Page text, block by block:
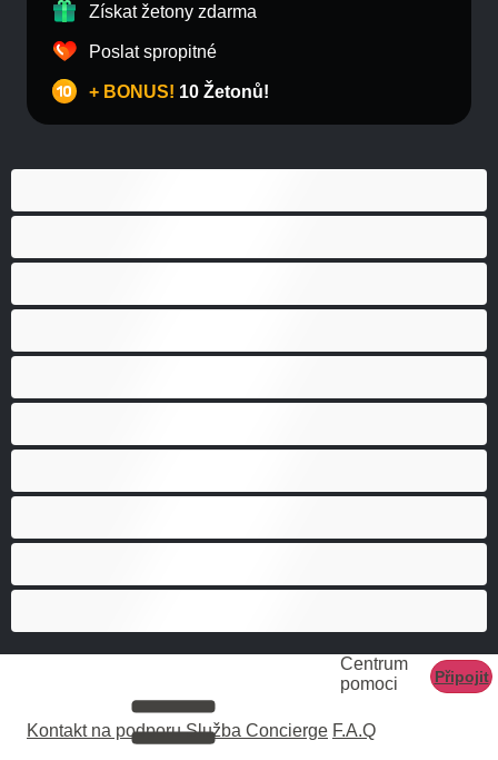
Získat žetony zdarma
Poslat spropitné
+ BONUS! 10 Žetonů!
Centrum
pomoci
Připojit
Kontakt na podporu Služba Concierge F.A.Q